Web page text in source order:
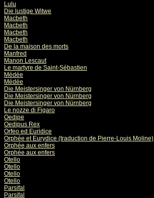
Lulu
Die lustige Witwe
Macbeth
Macbeth
Macbeth
Macbeth
De la maison des morts
Manfred
Manon Lescaut
Le martyre de Saint-Sébastien
Médée
Médée
Die Meistersinger von Nürnberg
Die Meistersinger von Nürnberg
Die Meistersinger von Nürnberg
Le nozze di Figaro
Oedipe
Oedipus Rex
Orfeo ed Euridice
Orphée et Eurydice (traduction de Pierre-Louis Moline)
Orphée aux enfers
Orphée aux enfers
Otello
Otello
Otello
Otello
Parsifal
Parsifal